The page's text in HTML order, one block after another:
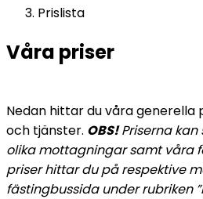
Prislista
Våra priser
Nedan hittar du våra
och tjänster. OBS! Priserna kan
olika mottagningar samt våra
priser hittar du på respektive
fästingbussida under rubriken